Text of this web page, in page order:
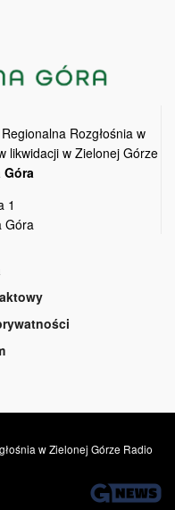
Rozgłośnia w
likwidacji w Zielonej Górze
Góra
1
Góra
w Zielonej Górze Radio